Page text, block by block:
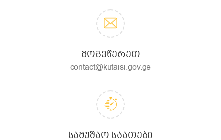
ᲛᲝᲒᲕᲬᲔᲠᲔᲗ
contact@kutaisi.gov.ge
ᲡᲐᲛᲣᲨᲐᲝ ᲡᲐᲐᲗᲔᲑᲘ